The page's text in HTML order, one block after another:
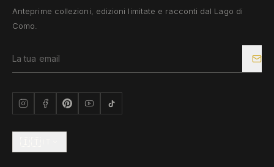
Anteprime collezioni, edizioni limitate e racconti dal Lago di
Como.